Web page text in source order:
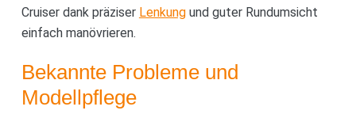
Cruiser dank präziser Lenkungund guter Rundumsicht
einfach manövrieren.
Bekannte Probleme und
Modellpflege